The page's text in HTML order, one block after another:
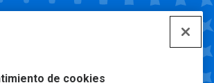
de cookies